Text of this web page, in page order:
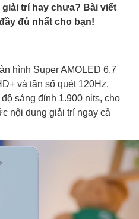
trí hay chưa? Bài viết
đủ nhất cho bạn!
hình Super AMOLED 6,7
và tần số quét 120Hz.
sáng đỉnh 1.900 nits, cho
nội dung giải trí ngay cả